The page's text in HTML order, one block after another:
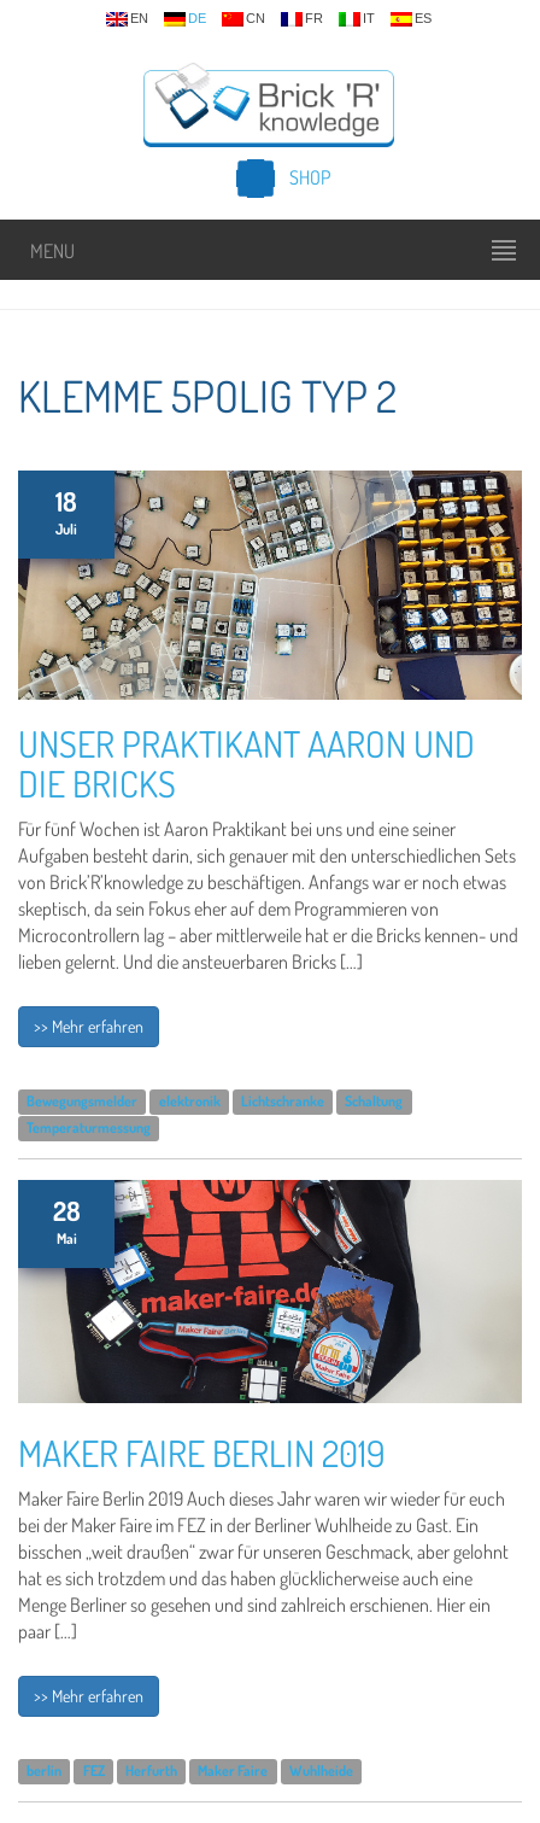
EN DE CN FR IT ES
SHOP
MENU
KLEMME 5POLIG TYP 2
18
Juli
UNSER PRAKTIKANT AARON UND
DIE BRICKS
Für fünf Wochen ist Aaron Praktikant bei uns und eine seiner
Aufgaben besteht darin, sich genauer mit den unterschiedlichen Sets
von Brick’R’knowledge zu beschäftigen. Anfangs war er noch etwas
skeptisch, da sein Fokus eher auf dem Programmieren von
Microcontrollern lag – aber mittlerweile hat er die Bricks kennen- und
lieben gelernt. Und die ansteuerbaren Bricks […]
>> Mehr erfahren
Bewegungsmelder elektronik Lichtschranke
Schaltung
Temperaturmessung
28
Mai
MAKER FAIRE BERLIN 2019
Maker Faire Berlin 2019 Auch dieses Jahr waren wir wieder für euch
bei der Maker Faire im FEZ in der Berliner Wuhlheide zu Gast. Ein
bisschen „weit draußen“ zwar für unseren Geschmack, aber gelohnt
hat es sich trotzdem und das haben glücklicherweise auch eine
Menge Berliner so gesehen und sind zahlreich erschienen. Hier ein
paar […]
>> Mehr erfahren
berlin FEZ Herfurth Maker Faire Wuhlheide